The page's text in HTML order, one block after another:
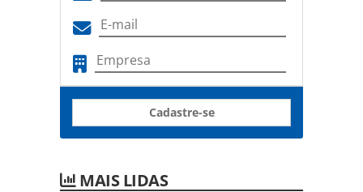
Cadastre-se
MAIS LIDAS